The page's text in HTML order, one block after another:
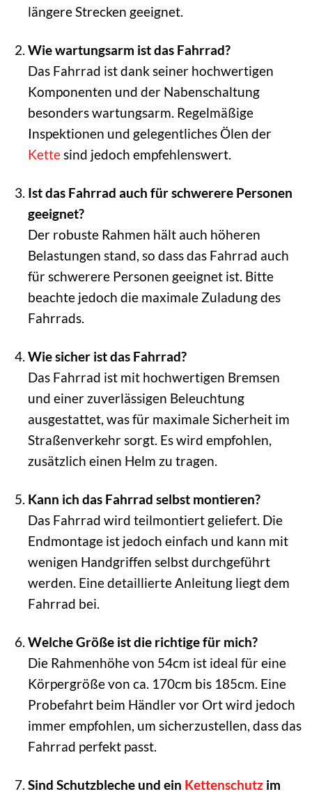
längere Strecken geeignet.
Wie wartungsarm ist das Fahrrad?
Das Fahrrad ist dank seiner hochwertigen
Komponenten und der Nabenschaltung
besonders wartungsarm. Regelmäßige
Inspektionen und gelegentliches Ölen der
Kettesind jedoch empfehlenswert.
Ist das Fahrrad auch für schwerere Personen
geeignet?
Der robuste Rahmen hält auch höheren
Belastungen stand, so dass das Fahrrad auch
für schwerere Personen geeignet ist. Bitte
beachte jedoch die maximale Zuladung des
Fahrrads.
Wie sicher ist das Fahrrad?
Das Fahrrad ist mit hochwertigen Bremsen
und einer zuverlässigen Beleuchtung
ausgestattet, was für maximale Sicherheit im
Straßenverkehr sorgt. Es wird empfohlen,
zusätzlich einen Helm zu tragen.
Kann ich das Fahrrad selbst montieren?
Das Fahrrad wird teilmontiert geliefert. Die
Endmontage ist jedoch einfach und kann mit
wenigen Handgriffen selbst durchgeführt
werden. Eine detaillierte Anleitung liegt dem
Fahrrad bei.
Welche Größe ist die richtige für mich?
Die Rahmenhöhe von 54cm ist ideal für eine
Körpergröße von ca. 170cm bis 185cm. Eine
Probefahrt beim Händler vor Ort wird jedoch
immer empfohlen, um sicherzustellen, dass das
Fahrrad perfekt passt.
Sind Schutzbleche und ein Kettenschutzim